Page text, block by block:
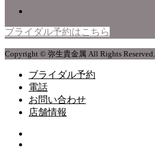
ブライダル予約はこちら
Copyright © 弥生貴金属 All Rights Reserved.
ブライダル予約
電話
お問い合わせ
店舗情報